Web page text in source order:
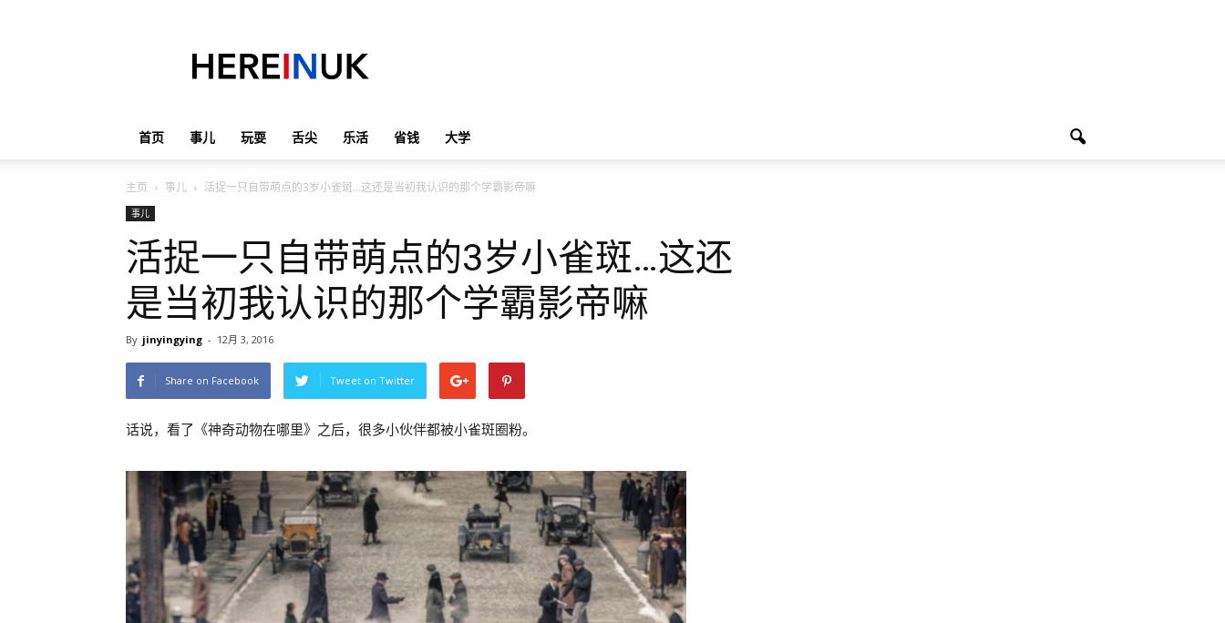
首页 事儿 玩耍 舌尖 乐活 省钱 大学
主页 事儿 活捉一只自带萌点的3岁小雀斑…这还是当初我认识的那个学霸影帝嘛
事儿
活捉一只自带萌点的3岁小雀斑…这还
是当初我认识的那个学霸影帝嘛
By jinyingying - 12月 3, 2016
Share on Facebook Tweet on Twitter
话说，看了《神奇动物在哪里》之后，很多小伙伴都被小雀斑圈粉。